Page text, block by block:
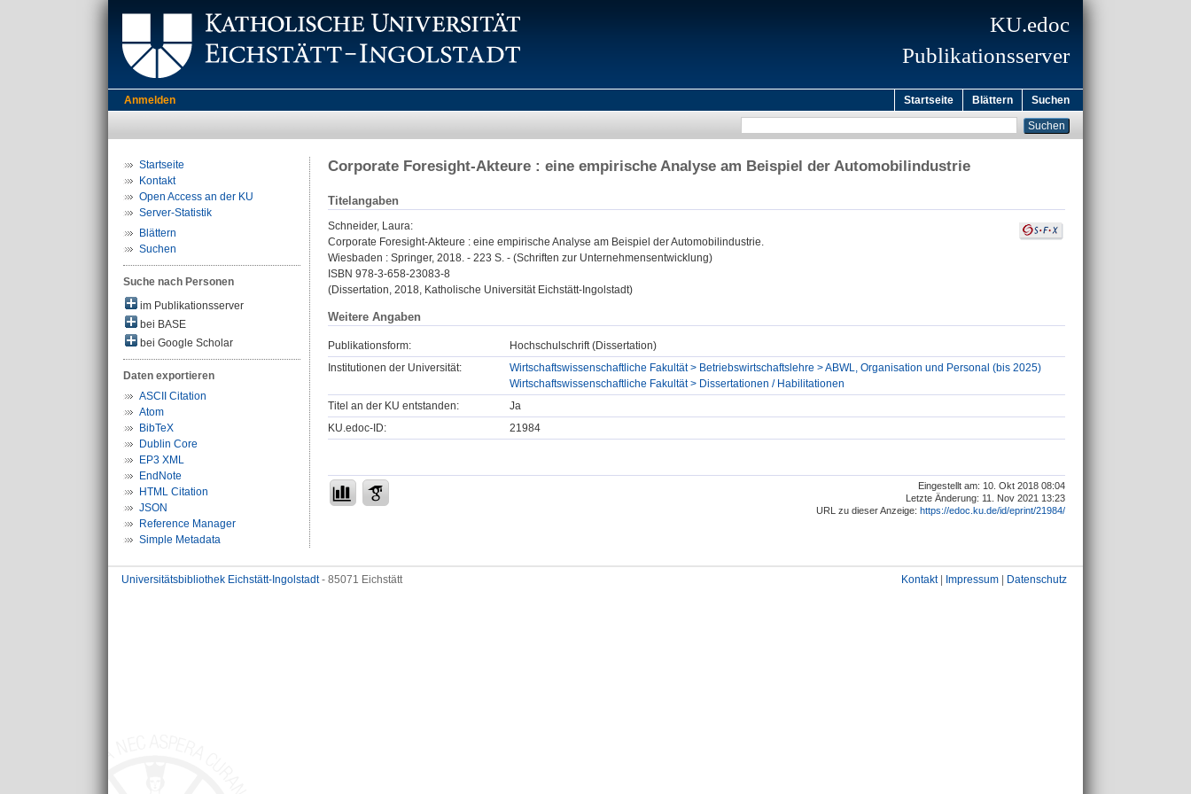
KU.edoc
Publikationsserver
Anmelden Startseite Blättern Suchen
Startseite
Kontakt
Open Access an der KU
Server-Statistik
Blättern
Suchen
Suche nach Personen
im Publikationsserver
bei BASE
bei Google Scholar
Daten exportieren
ASCII Citation
Atom
BibTeX
Dublin Core
EP3 XML
EndNote
HTML Citation
JSON
Reference Manager
Simple Metadata
Corporate Foresight-Akteure : eine empirische Analyse am Beispiel der Automobilindustrie
Titelangaben
Schneider, Laura:
Corporate Foresight-Akteure : eine empirische Analyse am Beispiel der Automobilindustrie.
Wiesbaden : Springer, 2018. - 223 S. - (Schriften zur Unternehmensentwicklung)
ISBN 978-3-658-23083-8
(Dissertation, 2018, Katholische Universität Eichstätt-Ingolstadt)
Weitere Angaben
Publikationsform:
Hochschulschrift (Dissertation)
Institutionen der Universität:
Wirtschaftswissenschaftliche Fakultät > Betriebswirtschaftslehre > ABWL, Organisation und Personal (bis 2025)
Wirtschaftswissenschaftliche Fakultät > Dissertationen / Habilitationen
Titel an der KU entstanden:
Ja
KU.edoc-ID:
21984
Eingestellt am: 10. Okt 2018 08:04
Letzte Änderung: 11. Nov 2021 13:23
URL zu dieser Anzeige: https://edoc.ku.de/id/eprint/21984/
Universitätsbibliothek Eichstätt-Ingolstadt- 85071 Eichstätt Kontakt| Impressum Datenschutz